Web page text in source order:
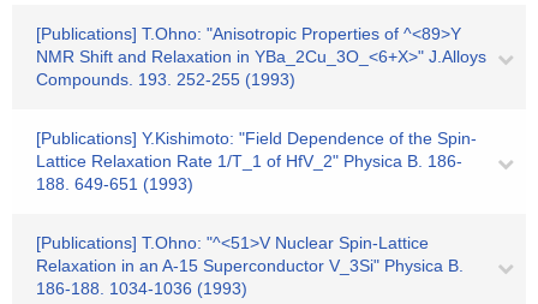
[Publications] T.Ohno: "Anisotropic Properties of ^<89>Y
NMR Shift and Relaxation in YBa_2Cu_3O_<6+X>" J.Alloys
Compounds. 193. 252-255 (1993)
[Publications] Y.Kishimoto: "Field Dependence of the Spin-
Lattice Relaxation Rate 1/T_1 of HfV_2" Physica B. 186-
188. 649-651 (1993)
[Publications] T.Ohno: "^<51>V Nuclear Spin-Lattice
Relaxation in an A-15 Superconductor V_3Si" Physica B.
186-188. 1034-1036 (1993)